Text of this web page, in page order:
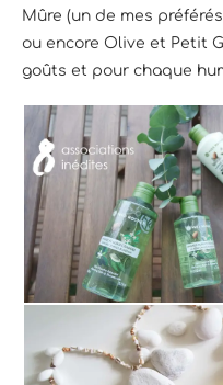
Mûre (un de mes
ou encore Olive et Petit
goûts et pour chaque